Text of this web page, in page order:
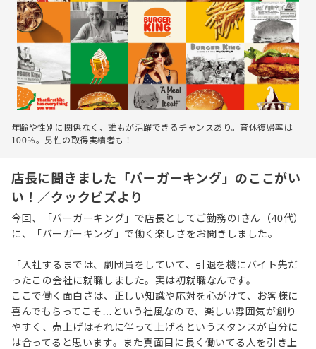
年齢や性別に関係なく、誰もが活躍できるチャンスあり。育休復帰率は
100％。男性の取得実績者も！
店長に聞きました「バーガーキング」のここがい
い！／クックビズより
今回、「バーガーキング」で店長としてご勤務のIさん（40代）
に、「バーガーキング」で働く楽しさをお聞きしました。
「入社するまでは、劇団員をしていて、引退を機にバイト先だ
ったこの会社に就職しました。実は初就職なんです。
ここで働く面白さは、正しい知識や応対を心がけて、お客様に
喜んでもらってこそ…という社風なので、楽しい雰囲気が創り
やすく、売上げはそれに伴って上げるというスタンスが自分に
は合ってると思います。また真面目に長く働いてる人を引き上